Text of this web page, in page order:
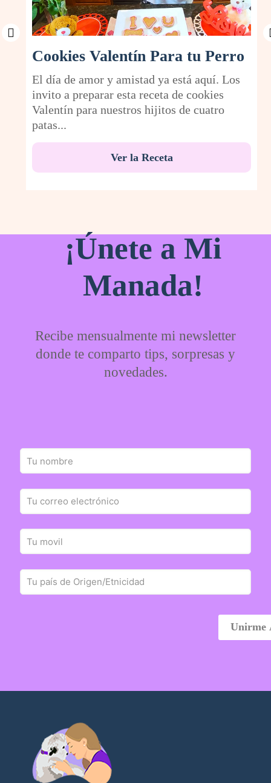
Cookies Valentín Para tu Perro
El día de amor y amistad ya está aquí. Los
invito a preparar esta receta de cookies
Valentín para nuestros hijitos de cuatro
patas...
Ver la Receta
Si
¡Únete a Mi
Manada!
Recibe mensualmente mi newsletter
donde te comparto tips, sorpresas y
novedades.